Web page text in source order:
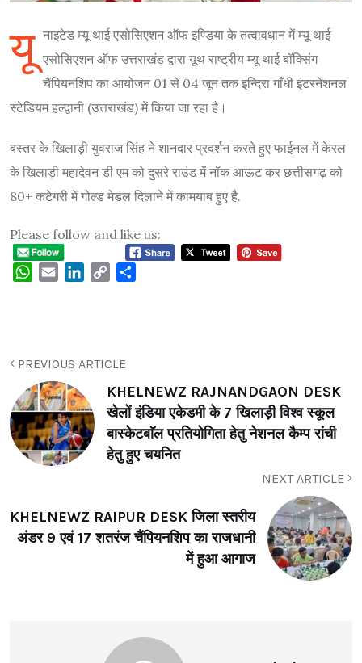
यू नाइटेड म्यू थाई एसोसिएशन ऑफ इण्डिया के तत्वावधान में म्यू थाई
एसोसिएशन ऑफ उत्तराखंड द्वारा यूथ राष्ट्रीय म्यू थाई बॉक्सिंग
चैंपियनशिप का आयोजन 01 से 04 जून तक इन्दिरा गाँधी इंटरनेशनल
स्टेडियम हल्द्वानी (उत्तराखंड) में किया जा रहा है।
बस्तर के खिलाड़ी युवराज सिंह ने शानदार प्रदर्शन करते हुए फाईनल में केरल
के खिलाड़ी महादेवन डी एम को दुसरे राउंड में नॉक आऊट कर छत्तीसगढ़ को
80+ कटेगरी में गोल्ड मेडल दिलाने में कामयाब हुए है.
Please follow and like us:
WhatsApp
Email LinkedIn
Copy
PREVIOUS ARTICLE
KHELNEWZ RAJNANDGAON DESK
खेलों इंडिया एकेडमी के 7 खिलाड़ी विश्व स्कूल
बास्केटबाॅल प्रतियोगिता हेतु नेशनल कैम्प रांची
हेतु हुए चयनित
NEXT ARTICLE
KHELNEWZ RAIPUR DESK जिला स्तरीय
अंडर 9 एवं 17 शतरंज चैंपियनशिप का राजधानी
में हुआ आगाज